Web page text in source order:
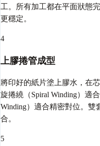
工。所有加工都在平面狀態
更穩定。
4
上膠捲管成型
將印好的紙片塗上膠水，在
旋捲繞（Spiral Winding）適
Winding）適合精密對位。雙
合。
5